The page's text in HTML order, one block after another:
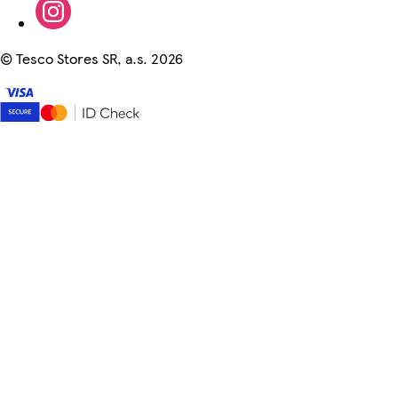
©Tesco Stores SR, a.s. 2026